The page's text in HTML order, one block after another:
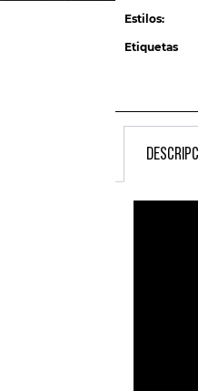
Estilos:
Etiquetas